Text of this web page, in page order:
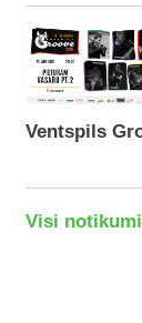
Ventspils
Visi notikumi